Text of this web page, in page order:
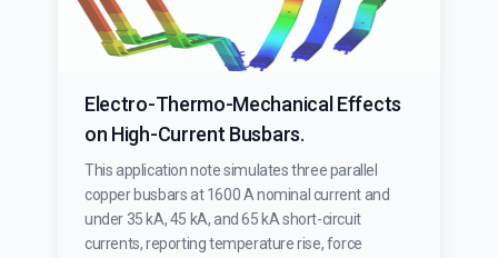
Electro-Thermo-Mechanical Effects
on High-Current Busbars.
This application note simulates three parallel
copper busbars at 1600 A nominal current and
under 35 kA, 45 kA, and 65 kA short-circuit
currents, reporting temperature rise, force